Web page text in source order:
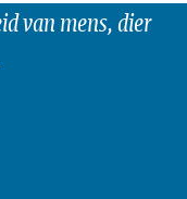
van mens, dier